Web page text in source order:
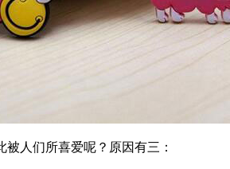
人们所喜爱呢？原因有三：